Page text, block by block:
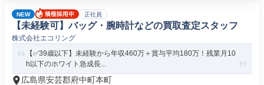
NEW 正社員
【未経験可】バッグ・腕時計などの買取査定スタッフ
株式会社エコリング
【✅39歳以下】未経験から年収460万＋賞与平均180万！残業月10
h以下のホワイト急成長...
広島県安芸郡府中町本町